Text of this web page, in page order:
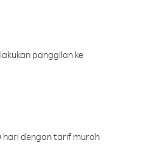
panggilan ke
hari dengan tarif murah